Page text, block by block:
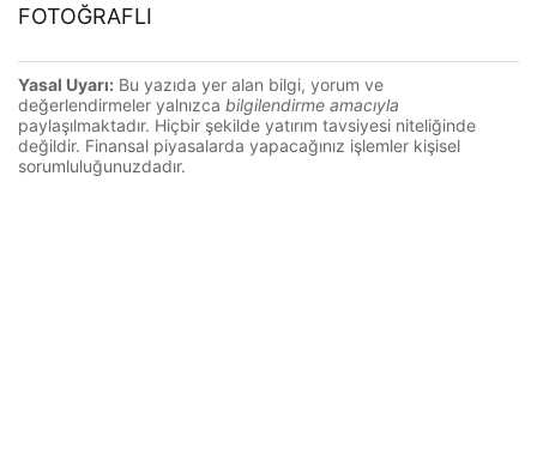
FOTOĞRAFLI
Yasal Uyarı: Bu yazıda yer alan bilgi, yorum ve
değerlendirmeler yalnızca bilgilendirme amacıyla
paylaşılmaktadır. Hiçbir şekilde yatırım tavsiyesi niteliğinde
değildir. Finansal piyasalarda yapacağınız işlemler kişisel
sorumluluğunuzdadır.